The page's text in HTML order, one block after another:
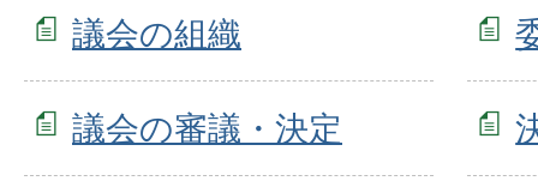
議会の組織
議会の審議・決定